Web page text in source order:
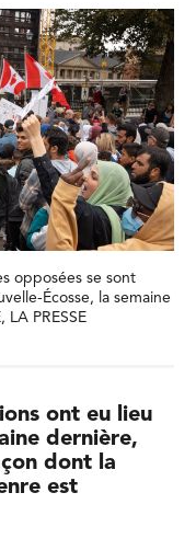
opposées se sont
Écosse, la semaine
LA PRESSE
ont eu lieu
dernière,
dont la
est